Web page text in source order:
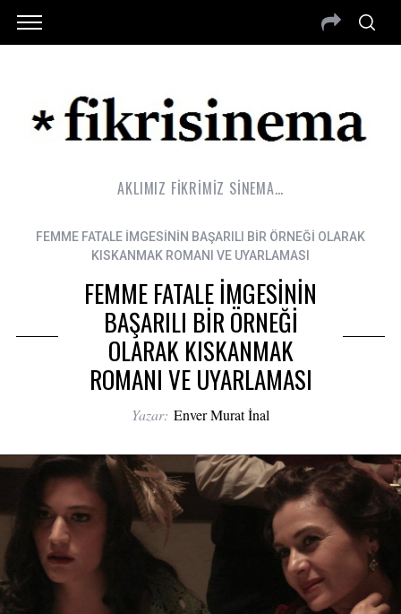
AKLIMIZ FİKRİMİZ SİNEMA…
FEMME FATALE İMGESİNİN BAŞARILI BİR ÖRNEĞİ OLARAK
KISKANMAK ROMANI VE UYARLAMASI
FEMME FATALE İMGESİNİN
BAŞARILI BİR ÖRNEĞİ
OLARAK KISKANMAK
ROMANI VE UYARLAMASI
Yazar: Enver Murat İnal